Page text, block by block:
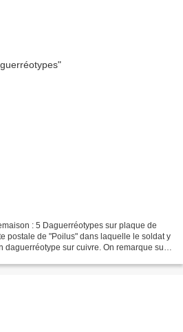
: 5 Daguerréotypes sur plaque de
postale de "Poilus" dans laquelle le soldat y
daguerréotype sur cuivre. On remarque sur